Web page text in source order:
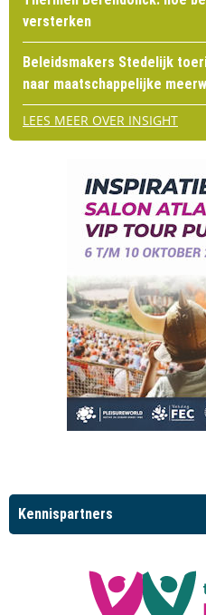
versterken
Beleidsmakers Stedelijk
naar maatschappelijke
LEES MEER OVER INSIGHT
Kennispartners